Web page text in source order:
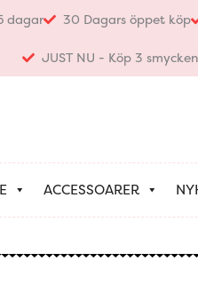
dagar 30 Dagars öppet köp
JUST NU - Köp 3
ACCESSOARER